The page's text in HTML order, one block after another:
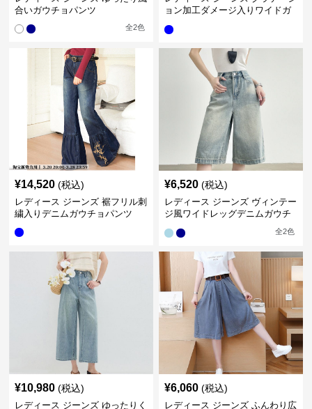
合いガウチョパンツ
全2色
ョン加工ダメージ入りワイドガ
¥14,520 (税込)
レディース ジーンズ 裾フリル刺
繍入りデニムガウチョパンツ
¥6,520 (税込)
レディース ジーンズ ヴィンテー
ジ風ワイドレッグデニムガウチ
全2色
¥10,980 (税込)
レディース ジーンズ ゆったりく
¥6,060 (税込)
レディース ジーンズ ふんわり広